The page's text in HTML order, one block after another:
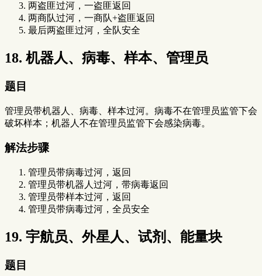
两盗匪过河，一盗匪返回
两商队过河，一商队+盗匪返回
最后两盗匪过河，全队安全
18. 机器人、病毒、样本、管理员
题目
管理员带机器人、病毒、样本过河。病毒不在管理员监管下会
破坏样本；机器人不在管理员监管下会感染病毒。
解法步骤
管理员带病毒过河，返回
管理员带机器人过河，带病毒返回
管理员带样本过河，返回
管理员带病毒过河，全员安全
19. 宇航员、外星人、试剂、能量块
题目